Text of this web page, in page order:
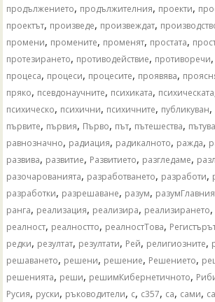
продължението, продължителния, проекти,
проектът, произведе, произвеждат,
промени, промените, променят, простата,
протезирането, противодействие, противоречи,
процеса, процеси, процесите, проявява,
пряко, псевдонаучните, психиката, психическата
психическо, психични, психичните, публикуван,
първите, първия, Първо, път, пътешества, пътува
равнозначно, радиация, радикалното, ражда,
развива, развитие, Развитието, разгледаме,
разочарованията, разработването, разработи,
разработки, разрешаване, разум,
ранга, реализация, реализира, реализирането,
реалност, реалностто, реалностТова,
редки, резултат, резултати, Рей, религиозните,
решаването, решени, решение, Решението,
решенията, реши, решимКибернетичното,
Русия, руски, ръководители, с, с357, са, сами,